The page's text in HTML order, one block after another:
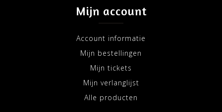
Mijn account
Account informatie
Mijn bestellingen
Mijn tickets
Mijn verlanglijst
Alle producten